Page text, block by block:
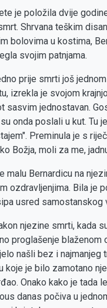
je položila dvije
Shrvana teškim
bolovima u kostima,
svojim patnjama.
prije smrti još
izrekla je svojom
sasvim jednostavan.
onda poslali u kut. Tu
Preminula je s
Božja, moli za me,
malu Bernardicu na
ozdravljenjima. Bila je
usred samostanskog
njezine smrti, kada
proglašenje blaženom
našli bez i najmanjeg
koje je bilo zamotano
Onako kako je tada
danas počiva u